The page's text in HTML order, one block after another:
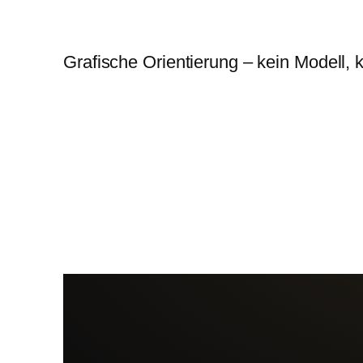
Grafische Orientierung – kein Modell,